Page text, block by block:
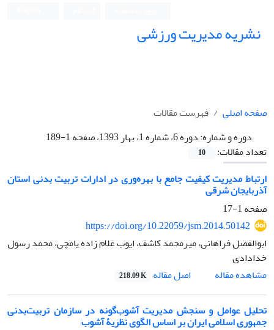
نشریه مدیریت ورزشی
صفحه اصلی
فهرست مقالات
دوره و شماره:دوره 6، شماره 1، بهار 1393، صفحه 1-189
تعداد مقالات:
10
ارتباط مدیریت کیفیت جامع با بهره‌وری در ادارات تربیت‌ بدنی استان
آذربایجان‌ شرقی
صفحه1-17
https://doi.org/10.22059/jsm.2014.50142
ابوالفضل فراهانی، میرمحمد کاشف، ایوب غلام زاده یامچی، محمد رسول
خدادادی
مشاهده مقاله
اصل مقاله 218.09 K
تحلیل عوامل و سنجش مدیریت آشوب‌گونه در سازمان تربیت‌بدنی
جمهوری اسلامی ایران بر اساس الگوی نظریۀ آشوب